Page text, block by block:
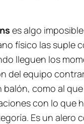
es algo
físico las suple
lleguen los
del equipo
como al
con lo que
Es un alero